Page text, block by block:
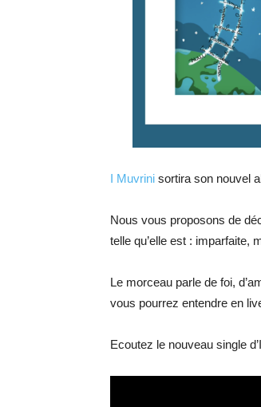
I Muvrini sortira son nouvel
Nous vous proposons de
telle qu’elle est : imparfaite,
Le morceau parle de foi,
vous pourrez entendre en
Ecoutez le nouveau single